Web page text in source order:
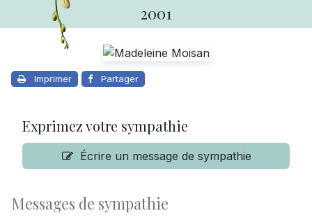
2001
Imprimer Partager
Exprimez votre sympathie
Écrire un message de sympathie
Messages de sympathie